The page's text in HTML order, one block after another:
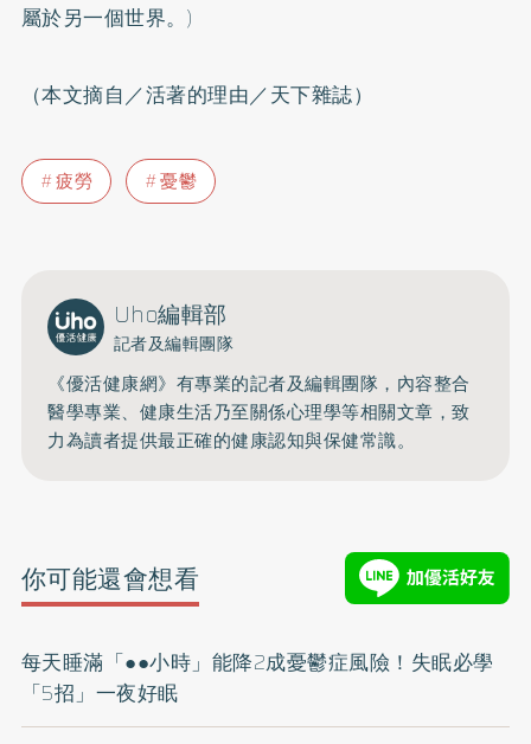
屬於另一個世界。)
（本文摘自／活著的理由／天下雜誌）
疲勞 憂鬱
Uho編輯部
記者及編輯團隊
《優活健康網》有專業的記者及編輯團隊，內容整合
醫學專業、健康生活乃至關係心理學等相關文章，致
力為讀者提供最正確的健康認知與保健常識。
你可能還會想看
每天睡滿「●●小時」能降2成憂鬱症風險！失眠必學
「5招」一夜好眠